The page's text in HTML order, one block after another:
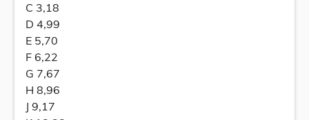
C 3,18
D 4,99
E 5,70
F 6,22
G 7,67
H 8,96
J 9,17